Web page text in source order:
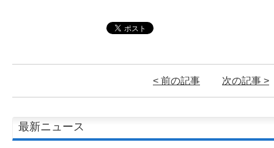
< 前の記事 次の記事 >
最新ニュース